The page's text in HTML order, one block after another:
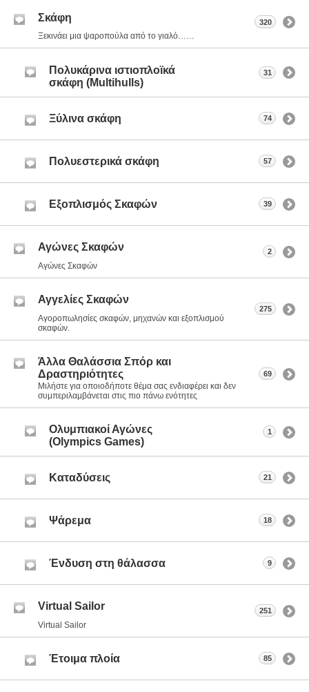
Σκάφη
Ξεκινάει μια ψαροπούλα από το γιαλό……
320
Πολυκάρινα ιστιοπλοϊκά
σκάφη (Multihulls)
31
Ξύλινα σκάφη 74
Πολυεστερικά σκάφη 57
Εξοπλισμός Σκαφών 39
Αγώνες Σκαφών
Αγώνες Σκαφών
2
Αγγελίες Σκαφών
Αγοροπωλησίες σκαφών, μηχανών και εξοπλισμού
σκαφών.
275
Άλλα Θαλάσσια Σπόρ και
Δραστηριότητες
Μιλήστε για οποιοδήποτε θέμα σας ενδιαφέρει και δεν
συμπεριλαμβάνεται στις πιο πάνω ενότητες
69
Ολυμπιακοί Αγώνες
(Olympics Games)
1
Καταδύσεις 21
Ψάρεμα 18
Ένδυση στη θάλασσα 9
Virtual Sailor
Virtual Sailor
251
Έτοιμα πλοία 85